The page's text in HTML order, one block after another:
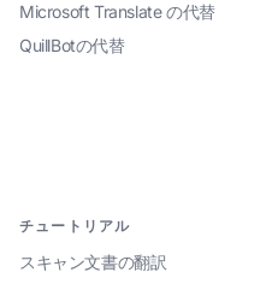
Microsoft Translate の代替
QuillBotの代替
チュートリアル
スキャン文書の翻訳